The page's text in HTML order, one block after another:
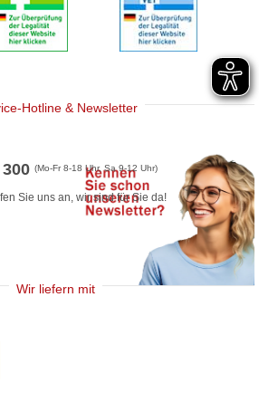
Hotline & Newsletter
300(Mo-Fr 8-18 Uhr, Sa 9-12 Uhr)
Sie uns an, wir sind für Sie da!
Wir liefern mit